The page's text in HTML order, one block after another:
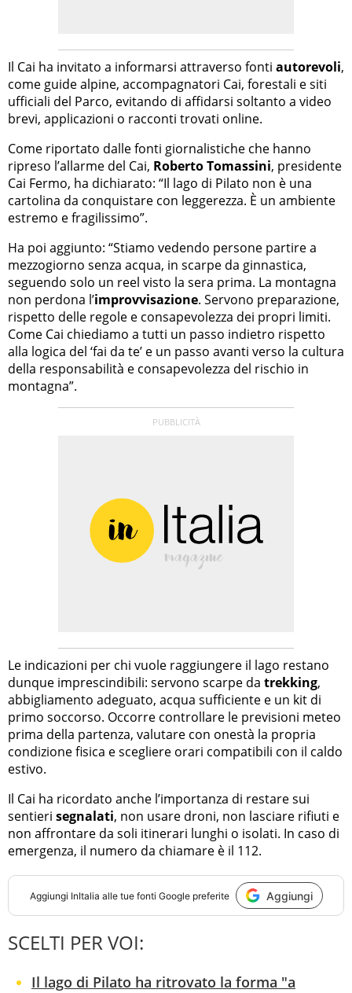
Il Cai ha invitato a informarsi attraverso fonti autorevoli,
come guide alpine, accompagnatori Cai, forestali e siti
ufficiali del Parco, evitando di affidarsi soltanto a video
brevi, applicazioni o racconti trovati online.
Come riportato dalle fonti giornalistiche che hanno
ripreso l’allarme del Cai, Roberto Tomassini, presidente
Cai Fermo, ha dichiarato: “Il lago di Pilato non è una
cartolina da conquistare con leggerezza. È un ambiente
estremo e fragilissimo”.
Ha poi aggiunto: “Stiamo vedendo persone partire a
mezzogiorno senza acqua, in scarpe da ginnastica,
seguendo solo un reel visto la sera prima. La montagna
non perdona l’improvvisazione. Servono preparazione,
rispetto delle regole e consapevolezza dei propri limiti.
Come Cai chiediamo a tutti un passo indietro rispetto
alla logica del ‘fai da te’ e un passo avanti verso la cultura
della responsabilità e consapevolezza del rischio in
montagna”.
Le indicazioni per chi vuole raggiungere il lago restano
dunque imprescindibili: servono scarpe da trekking,
abbigliamento adeguato, acqua sufficiente e un kit di
primo soccorso. Occorre controllare le previsioni meteo
prima della partenza, valutare con onestà la propria
condizione fisica e scegliere orari compatibili con il caldo
estivo.
Il Cai ha ricordato anche l’importanza di restare sui
sentieri segnalati, non usare droni, non lasciare rifiuti e
non affrontare da soli itinerari lunghi o isolati. In caso di
emergenza, il numero da chiamare è il 112.
Aggiungi InItalia alle tue fonti Google preferite Aggiungi
SCELTI PER VOI:
Il lago di Pilato ha ritrovato la forma "a